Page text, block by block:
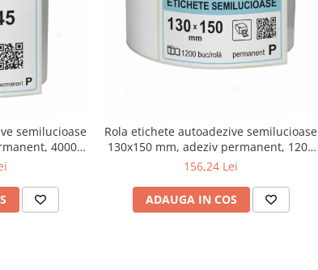
semilucioase
4000
Rola etichete autoadezive semilucioase
130x150 mm, adeziv permanent, 1200
etichete/rola
156,24 Lei
ADAUGA IN COS